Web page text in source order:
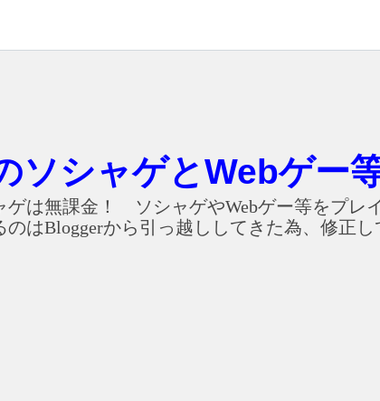
ソシャゲとWebゲー
ゲは無課金！ ソシャゲやWebゲー等をプレ
はBloggerから引っ越ししてきた為、修正し